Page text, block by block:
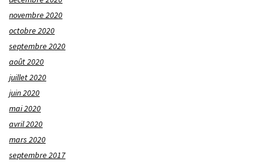
novembre 2020
octobre 2020
septembre 2020
août 2020
juillet 2020
juin 2020
mai 2020
avril 2020
mars 2020
septembre 2017